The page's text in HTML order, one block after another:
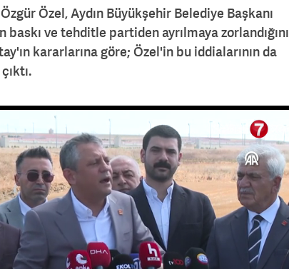
Özel, Aydın Büyükşehir Belediye Başkanı
baskı ve tehditle partiden ayrılmaya zorlandığını
kararlarına göre; Özel'in bu iddialarının da